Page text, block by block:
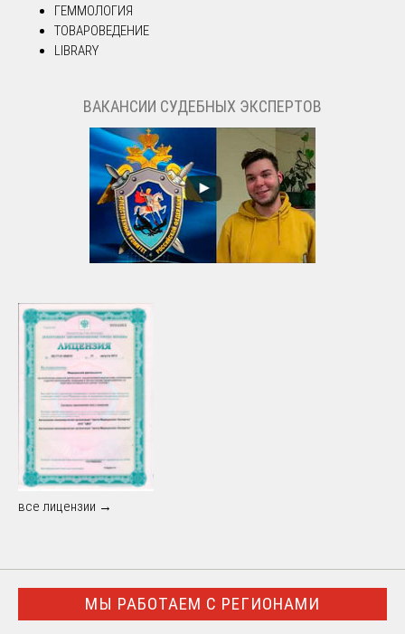
ГЕММОЛОГИЯ
ТОВАРОВЕДЕНИЕ
LIBRARY
ВАКАНСИИ СУДЕБНЫХ ЭКСПЕРТОВ
все лицензии →
МЫ РАБОТАЕМ С РЕГИОНАМИ